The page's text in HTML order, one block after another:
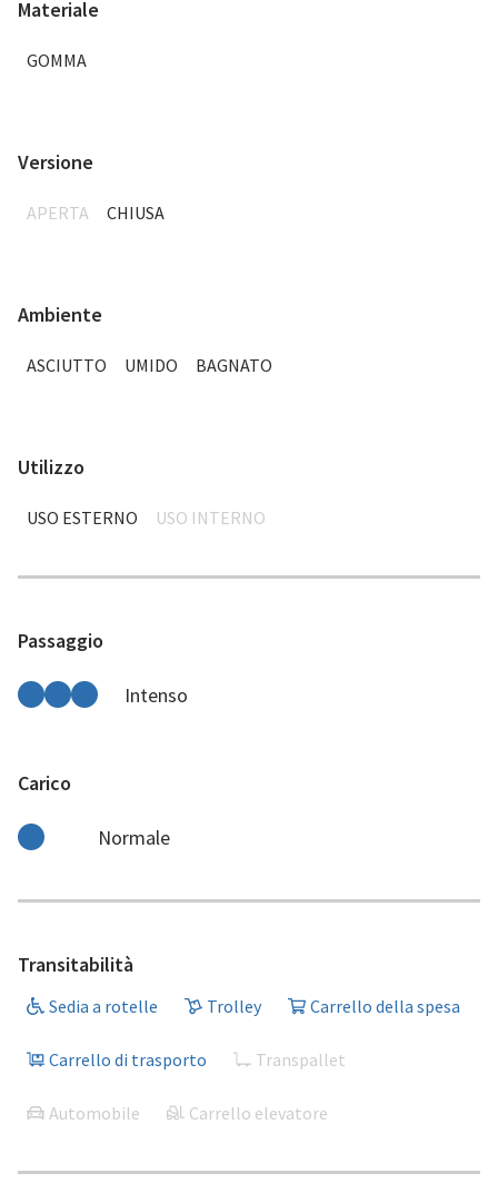
Materiale
GOMMA
Versione
APERTA CHIUSA
Ambiente
ASCIUTTO UMIDO BAGNATO
Utilizzo
USO ESTERNO USO INTERNO
Passaggio
Intenso
Carico
Normale
Transitabilità
Sedia a rotelle Trolley Carrello della spesa
Carrello di trasporto Transpallet
Automobile Carrello elevatore